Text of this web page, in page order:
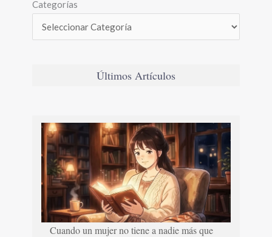
Categorías
Últimos Artículos
Cuando un mujer no tiene a nadie más que